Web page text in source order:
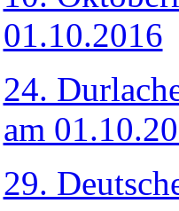
01.10.2016
24.
am
29.